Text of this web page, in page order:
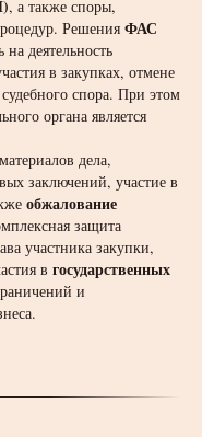
, а также споры,
Решения ФАС
деятельность
в закупках, отмене
спора. При этом
органа является
дела,
заключений, участие в
обжалование
защита
участника закупки,
в государственных
и